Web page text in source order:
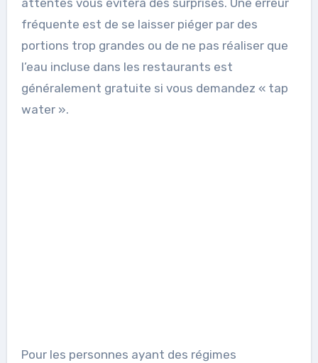
attentes vous évitera des surprises. Une erreur
fréquente est de se laisser piéger par des
portions trop grandes ou de ne pas réaliser que
l’eau incluse dans les restaurants est
généralement gratuite si vous demandez « tap
water ».
Pour les personnes ayant des régimes